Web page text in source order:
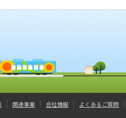
関連事業 会社情報 よくあるご質問